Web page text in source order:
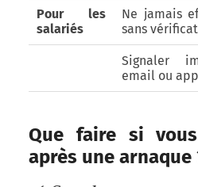
Pour les
salariés
Ne jamais
sans
Signaler
email ou
Que faire si
après une arnaque